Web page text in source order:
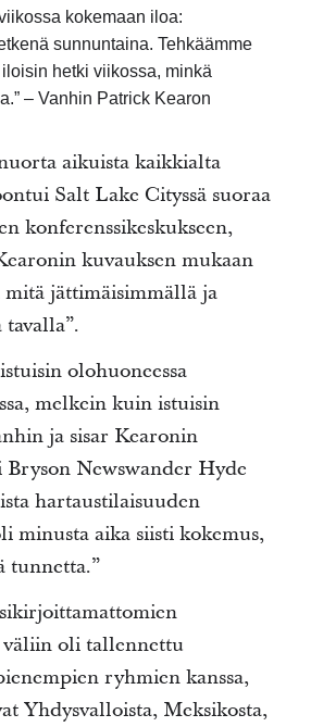
kokemaan iloa:
sunnuntaina. Tehkäämme
hetki viikossa, minkä
– Vanhin Patrick Kearon
aikuista kaikkialta
Salt Lake Cityssä suoraa
konferenssikeskukseen,
kuvauksen mukaan
mitä jättimäisimmällä ja
olohuoneessa
melkein kuin istuisin
ja sisar Kearonin
Bryson Newswander Hyde
hartaustilaisuuden
minusta aika siisti kokemus,
tunnetta.”
oli tallennettu
ryhmien kanssa,
Yhdysvalloista, Meksikosta,